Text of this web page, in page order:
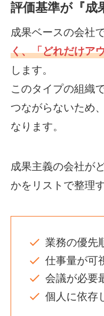
評価基準が『成
成果ベースの会社で
く、「どれだけア
します。
このタイプの組織
つながらないため
なります。
成果主義の会社が
かをリストで整理
業務の優先
仕事量が可
会議が必要
個人に依存